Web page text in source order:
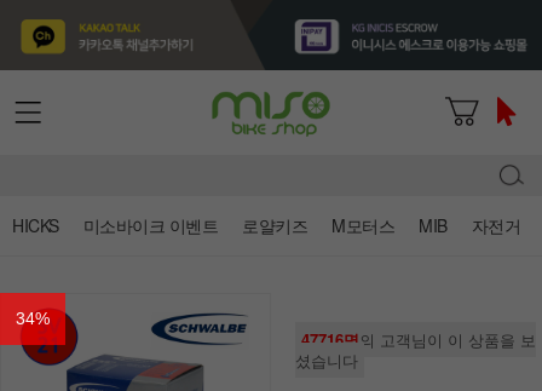
HICKS 미소바이크 이벤트 로얄키즈 M모터스 MIB 자전거
34%
47716명의 고객님이 이 상품을 보
셨습니다